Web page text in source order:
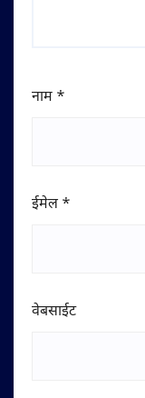
नाम *
ईमेल *
वेबसाईट